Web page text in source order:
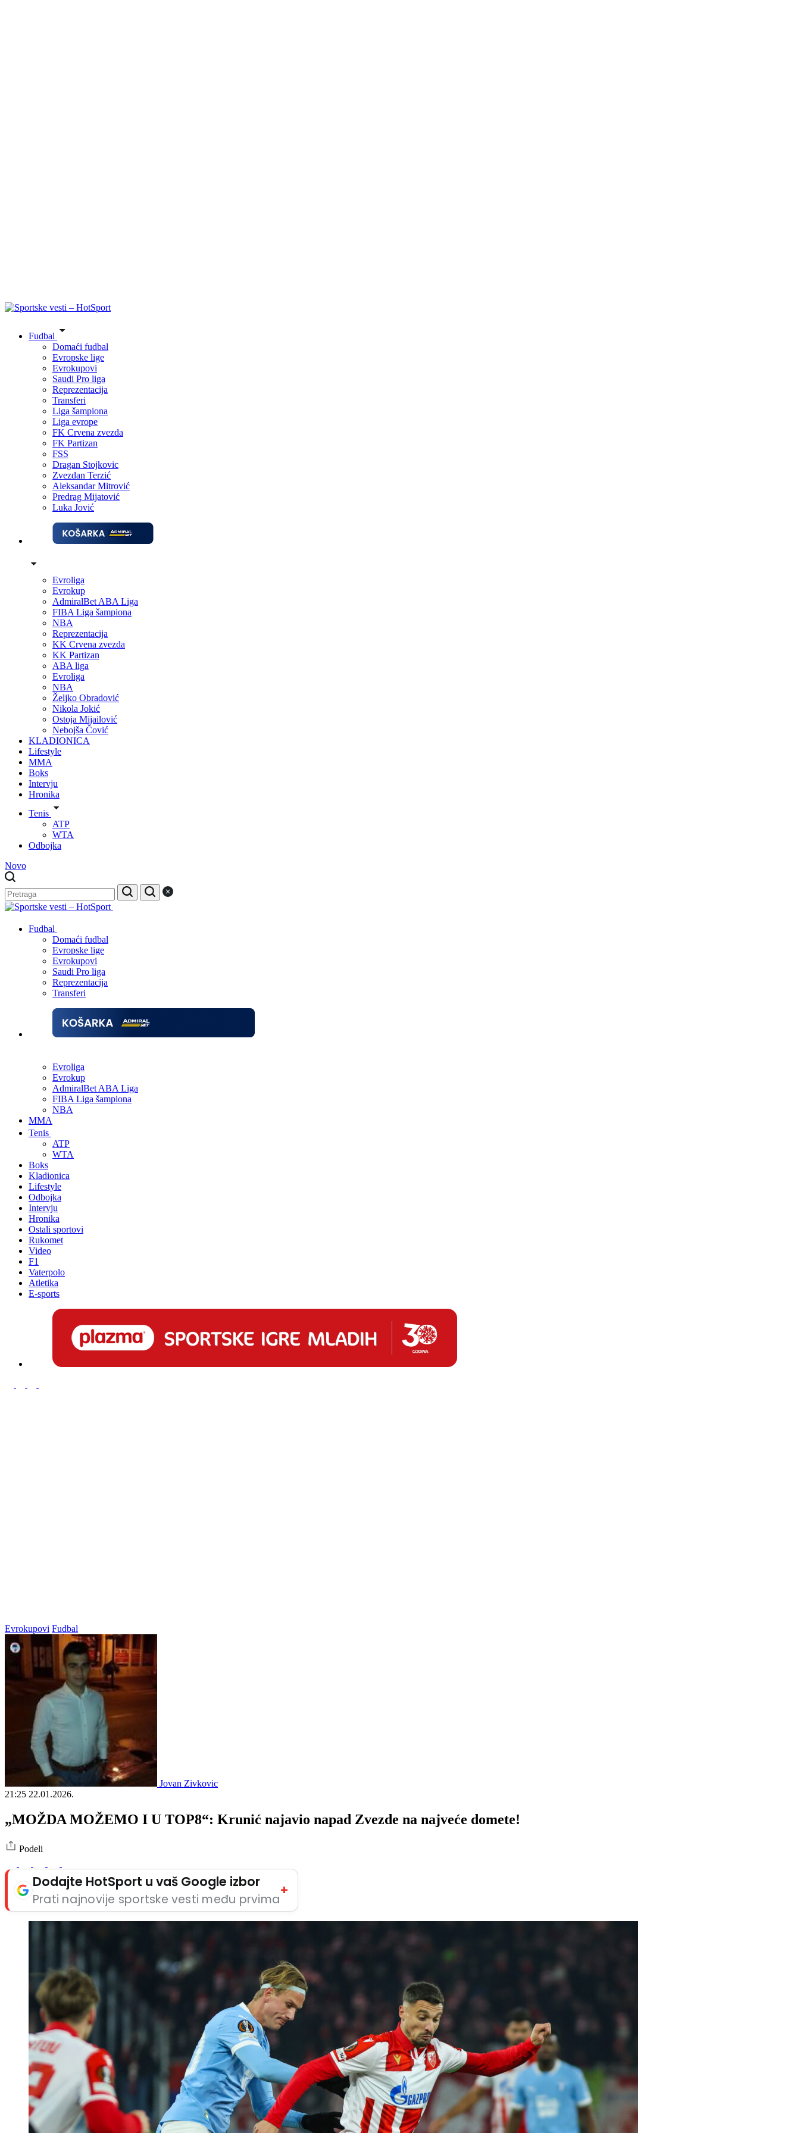
Fudbal
Domaći fudbal
Evropske lige
Evrokupovi
Saudi Pro liga
Reprezentacija
Transferi
Liga šampiona
Liga evrope
FK Crvena zvezda
FK Partizan
FSS
Dragan Stojkovic
Zvezdan Terzić
Aleksandar Mitrović
Predrag Mijatović
Luka Jović
Evroliga
Evrokup
AdmiralBet ABA Liga
FIBA Liga šampiona
NBA
Reprezentacija
KK Crvena zvezda
KK Partizan
ABA liga
Evroliga
NBA
Željko Obradović
Nikola Jokić
Ostoja Mijailović
Nebojša Čović
KLADIONICA
Lifestyle
MMA
Boks
Intervju
Hronika
Tenis
ATP
WTA
Odbojka
Novo
Fudbal
Domaći fudbal
Evropske lige
Evrokupovi
Saudi Pro liga
Reprezentacija
Transferi
Evroliga
Evrokup
AdmiralBet ABA Liga
FIBA Liga šampiona
NBA
MMA
Tenis
ATP
WTA
Boks
Kladionica
Lifestyle
Odbojka
Intervju
Hronika
Ostali sportovi
Rukomet
Video
F1
Vaterpolo
Atletika
E-sports
Evrokupovi Fudbal
Jovan Zivkovic
21:25 22.01.2026.
„MOŽDA MOŽEMO I U TOP8“: Krunić najavio napad Zvezde na najveće domete!
Podeli
Dodajte HotSport u vaš Google izbor
Prati najnovije sportske vesti među prvima
+